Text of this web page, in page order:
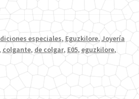
especiales, Eguzkilore, Joyería
colgante, de colgar, E05, eguzkilore,